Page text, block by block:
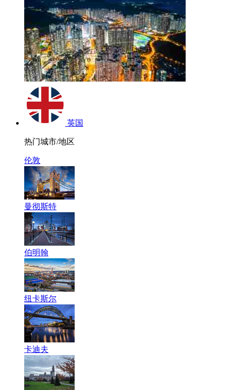
英国
热门城市/地区
伦敦
曼彻斯特
伯明翰
纽卡斯尔
卡迪夫